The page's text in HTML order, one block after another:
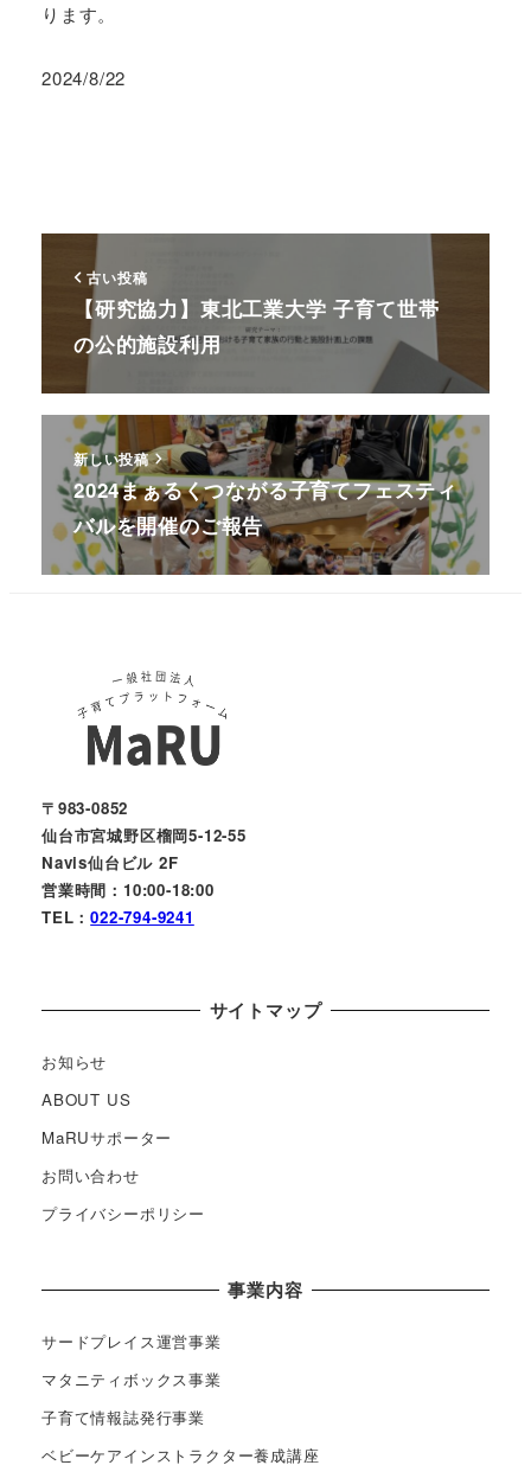
ります。
2024/8/22
古い投稿
【研究協力】東北工業大学 子育て世帯
の公的施設利用
新しい投稿
2024まぁるくつながる子育てフェスティ
バルを開催のご報告
〒983-0852
仙台市宮城野区榴岡5-12-55
Navis仙台ビル 2F
営業時間：10:00-18:00
TEL：022-794-9241
サイトマップ
お知らせ
ABOUT US
MaRUサポーター
お問い合わせ
プライバシーポリシー
事業内容
サードプレイス運営事業
マタニティボックス事業
子育て情報誌発行事業
ベビーケアインストラクター養成講座